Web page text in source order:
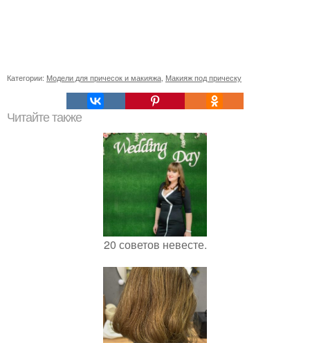
Категории: Модели для причесок и макияжа Макияж под прическу
Читайте также
20 советов невесте.